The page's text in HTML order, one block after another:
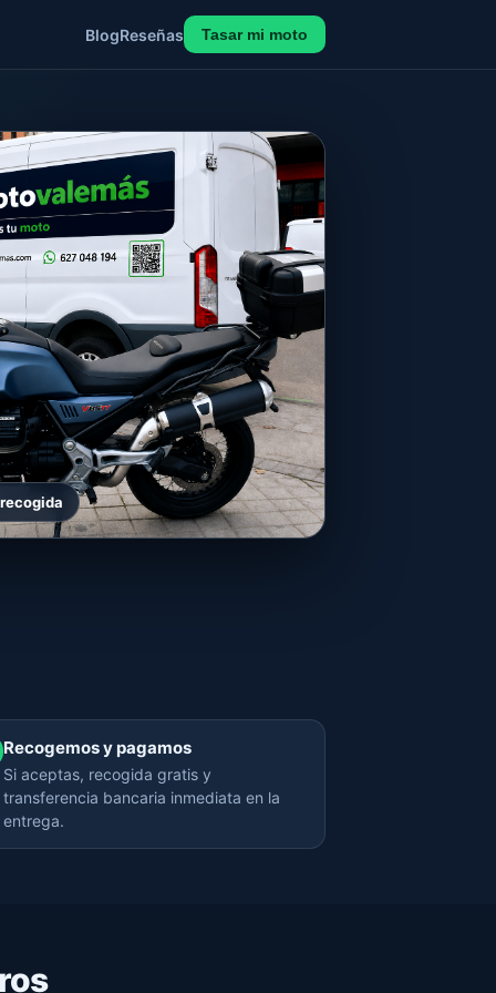
BlogReseñas Tasar mi moto
Recogemos y pagamos
Si aceptas, recogida gratis y
transferencia bancaria inmediata en la
entrega.